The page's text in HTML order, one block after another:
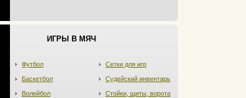
ИГРЫ В МЯЧ
Футбол
Баскетбол
Волейбол
Сетки для игр
Судейский инвентарь
Стойки, щиты, ворота